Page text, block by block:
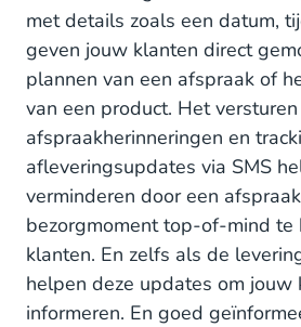
met details zoals een datum,
geven jouw klanten direct
plannen van een afspraak of
van een product. Het
afspraakherinneringen en
afleveringsupdates via SMS
verminderen door een
bezorgmoment top-of-mind te
klanten. En zelfs als de
helpen deze updates om jouw
informeren. En goed